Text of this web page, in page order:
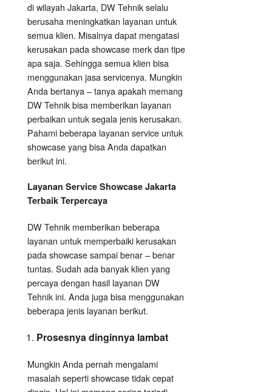
di wilayah Jakarta, DW Tehnik selalu
berusaha meningkatkan layanan untuk
semua klien. Misalnya dapat mengatasi
kerusakan pada showcase merk dan tipe
apa saja. Sehingga semua klien bisa
menggunakan jasa servicenya. Mungkin
Anda bertanya – tanya apakah memang
DW Tehnik bisa memberikan layanan
perbaikan untuk segala jenis kerusakan.
Pahami beberapa layanan service untuk
showcase yang bisa Anda dapatkan
berikut ini.
Layanan Service Showcase Jakarta
Terbaik Terpercaya
DW Tehnik memberikan beberapa
layanan untuk memperbaiki kerusakan
pada showcase sampai benar – benar
tuntas. Sudah ada banyak klien yang
percaya dengan hasil layanan DW
Tehnik ini. Anda juga bisa menggunakan
beberapa jenis layanan berikut.
Prosesnya dinginnya lambat
Mungkin Anda pernah mengalami
masalah seperti showcase tidak cepat